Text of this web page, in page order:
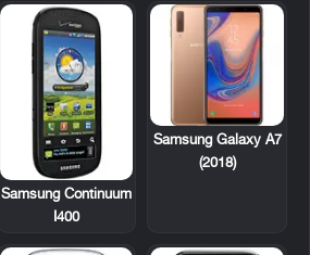
Samsung Galaxy A7
(2018)
Samsung Continuum
I400